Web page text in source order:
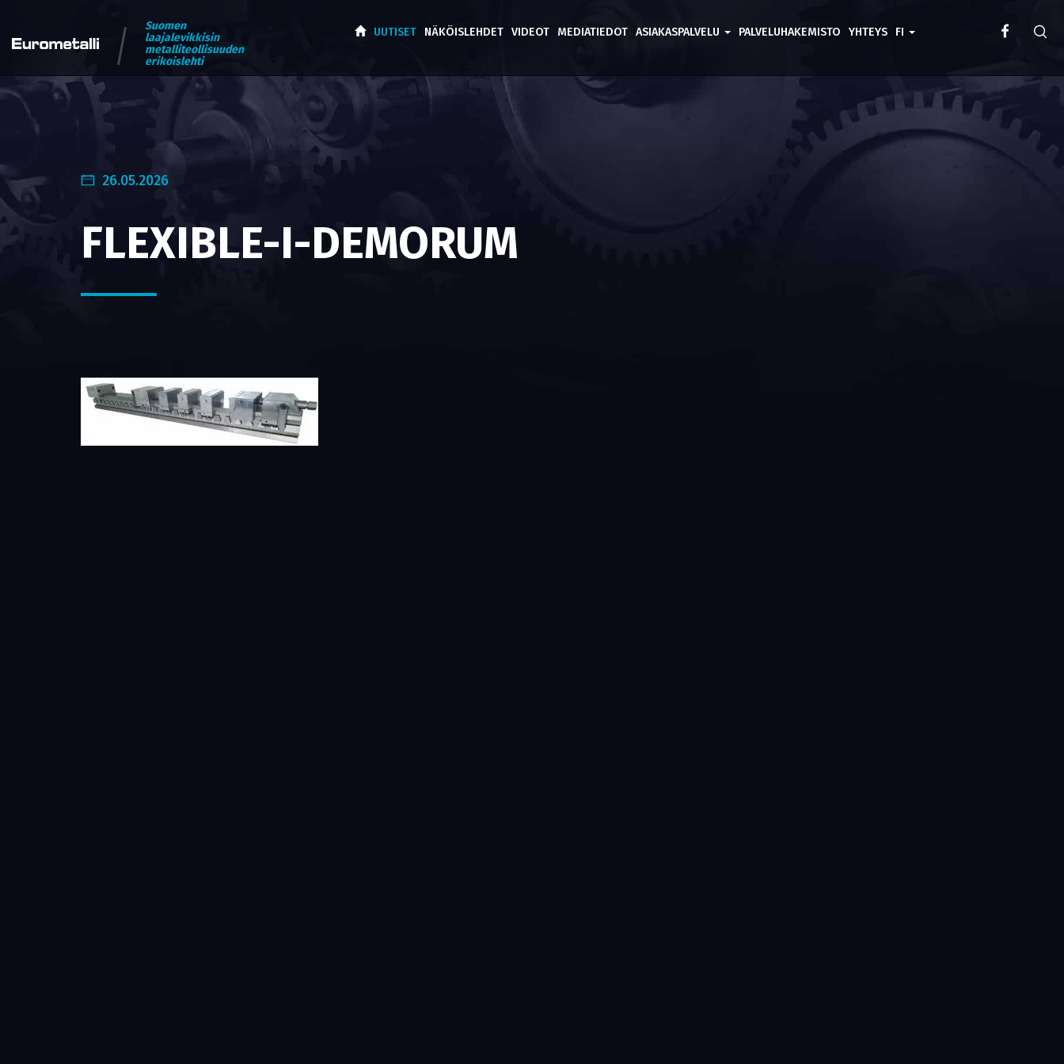
Suomen
laajalevikkisin
metalliteollisuuden
erikoislehti
UUTISET NÄKÖISLEHDET VIDEOT MEDIATIEDOT ASIAKASPALVELU PALVELUHAKEMISTO YHTEYS FI
26.05.2026
FLEXIBLE-I-DEMORUM